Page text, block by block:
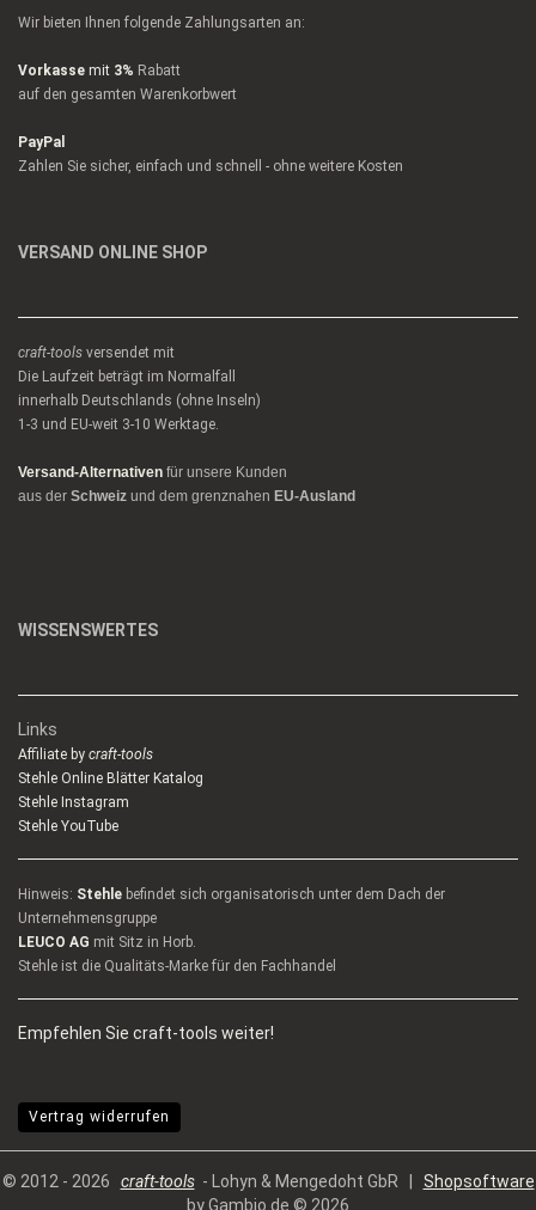
Wir bieten Ihnen folgende Zahlungsarten an:
Vorkasse mit 3% Rabatt
auf den gesamten Warenkorbwert
PayPal
Zahlen Sie sicher, einfach und schnell - ohne weitere Kosten
VERSAND ONLINE SHOP
craft-tools versendet mit
Die Laufzeit beträgt im Normalfall
innerhalb Deutschlands (ohne Inseln)
1-3 und EU-weit 3-10 Werktage.
Versand-Alternativen für unsere Kunden
aus der Schweiz und dem grenznahen EU-Ausland
WISSENSWERTES
Links
Affiliate by craft-tools
Stehle Online Blätter Katalog
Stehle Instagram
Stehle YouTube
Hinweis: Stehle befindet sich organisatorisch unter dem Dach der
Unternehmensgruppe
LEUCO AG mit Sitz in Horb.
Stehle ist die Qualitäts-Marke für den Fachhandel
Empfehlen Sie craft-tools weiter!
Vertrag widerrufen
© 2012 - 2026 craft-tools - Lohyn & Mengedoht GbR | Shopsoftware
by Gambio.de © 2026